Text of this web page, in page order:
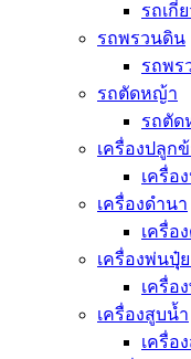
รถเกี่
รถพรวนดิน
รถพร
รถตัดหญ้า
รถตัด
เครื่องปลูก
เครื่อ
เครื่องดำนา
เครื่อ
เครื่องพ่นปุุ๋
เครื่อ
เครื่องสูบน้ำ
เครื่อ